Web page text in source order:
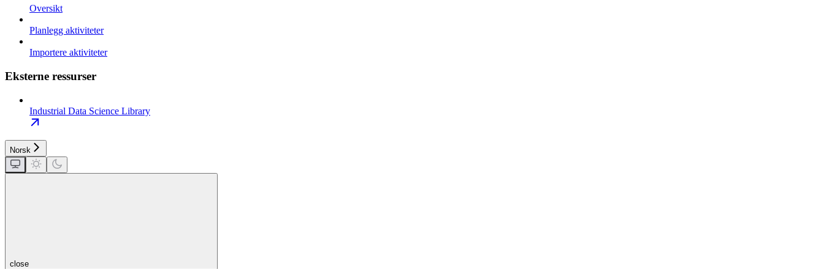
Oversikt
Planlegg aktiviteter
Importere aktiviteter
Eksterne ressurser
Industrial Data Science Library
Norsk
close